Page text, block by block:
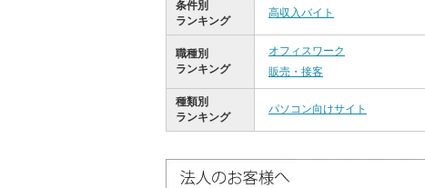
条件別
ランキング
高収入バイト
職種別
ランキング
オフィスワーク
販売・接客
種類別
ランキング
パソコン向けサイト